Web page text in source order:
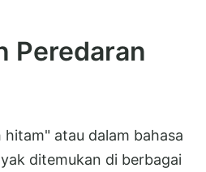
Peredaran
atau dalam bahasa
ditemukan di berbagai